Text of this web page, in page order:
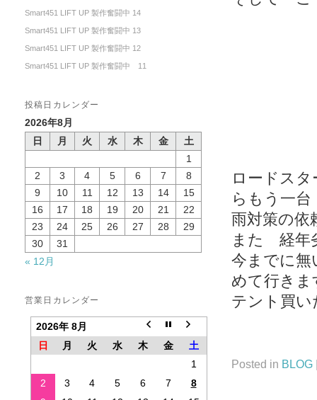
Smart451 LIFT UP 製作奮闘中 14
Smart451 LIFT UP 製作奮闘中 13
Smart451 LIFT UP 製作奮闘中 12
Smart451 LIFT UP 製作奮闘中 11
投稿日カレンダー
2026年8月
日
月 火 水 木 金
土
1
2
3 4 5 6 7
8
9
10 11 12 13 14
15
16
17 18 19 20 21
22
23
24 25 26 27 28
29
30
31
« 12月
営業日カレンダー
2026年 8月
日
月 火 水 木 金
土
1
2
3 4 5 6 7
8
ロードス
らもう一
雨対策の依
また 経年
今までに
めて行きま
テント買
Posted in BLOG